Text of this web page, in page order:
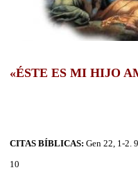
«ÉSTE ES MI HIJO
CITAS BÍBLICAS: Gen 22, 1-2.
10